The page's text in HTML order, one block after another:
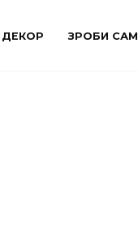
ДЕКОР ЗРОБИ САМ